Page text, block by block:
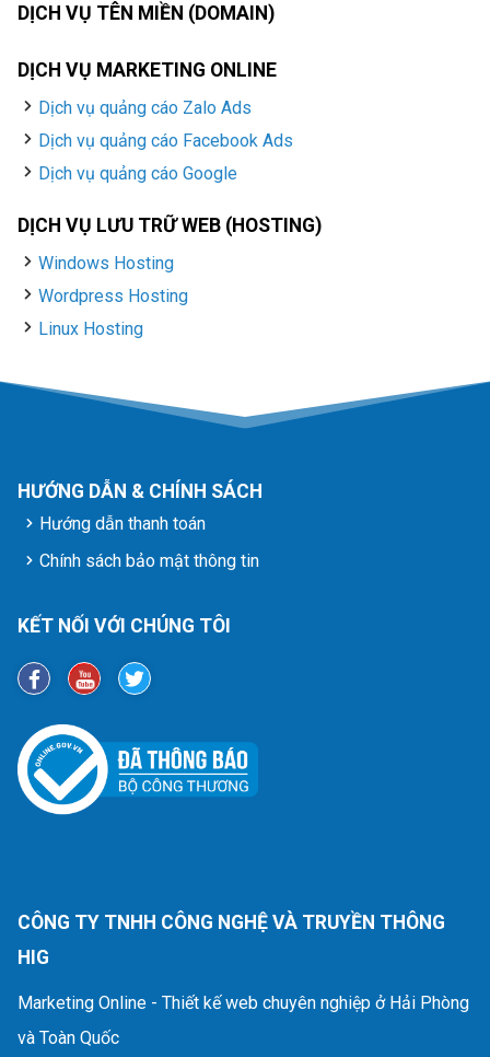
DỊCH VỤ TÊN MIỀN (DOMAIN)
DỊCH VỤ MARKETING ONLINE
Dịch vụ quảng cáo Zalo Ads
Dịch vụ quảng cáo Facebook Ads
Dịch vụ quảng cáo Google
DỊCH VỤ LƯU TRỮ WEB (HOSTING)
Windows Hosting
Wordpress Hosting
Linux Hosting
HƯỚNG DẪN & CHÍNH SÁCH
Hướng dẫn thanh toán
Chính sách bảo mật thông tin
KẾT NỐI VỚI CHÚNG TÔI
CÔNG TY TNHH CÔNG NGHỆ VÀ TRUYỀN THÔNG
HIG
Marketing Online - Thiết kế web chuyên nghiệp ở Hải Phòng
và Toàn Quốc